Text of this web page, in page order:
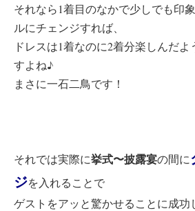
それなら1着目のなかで少しでも印
ルにチェンジすれば、
ドレスは1着なのに2着分楽しんだよ
すよね♪
まさに一石二鳥です！
それでは実際に挙式〜披露宴の間に
ジを入れることで
ゲストをアッと驚かせることに成功